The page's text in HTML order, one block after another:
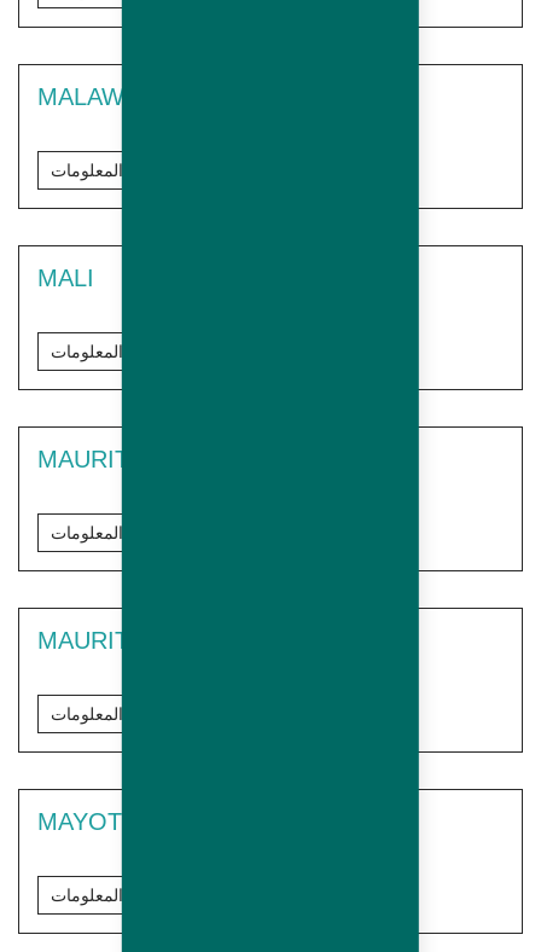
MALAWI
مزيد من المعلومات
MALI
مزيد من المعلومات
MAURITANIA
مزيد من المعلومات
MAURITIUS
مزيد من المعلومات
MAYOTTE
مزيد من المعلومات